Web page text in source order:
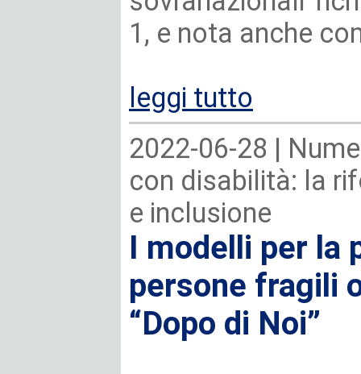
1, e nota anche
leggi tutto
2022-06-28 |
con disabilità: la
e inclusione
I modelli per la
persone fragili
“Dopo di Noi”